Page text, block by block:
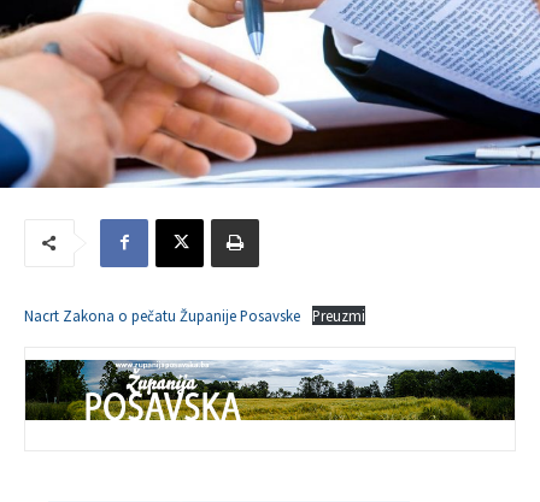
Nacrt Zakona o pečatu Županije Posavske Preuzmi